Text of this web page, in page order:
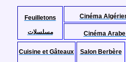
Feuilletons
مسلسلات
Cuisine et Gâteaux
Salon Berbère